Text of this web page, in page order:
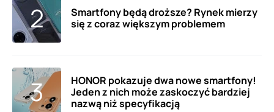
Smartfony będą droższe? Rynek mierzy
się z coraz większym problemem
HONOR pokazuje dwa nowe smartfony!
Jeden z nich może zaskoczyć bardziej
nazwą niż specyfikacją